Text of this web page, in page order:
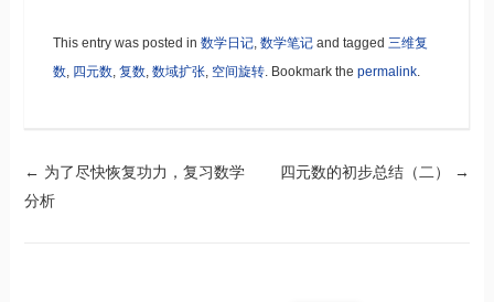
This entry was posted in 数学日记, 数学笔记and tagged 三维复
数, 四元数, 复数, 数域扩张, 空间旋转. Bookmark the permalink.
Post navigation
← 为了尽快恢复功力，复习数学
分析
四元数的初步总结（二） →